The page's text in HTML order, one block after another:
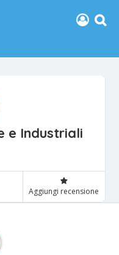
e Industriali
Aggiungi recensione